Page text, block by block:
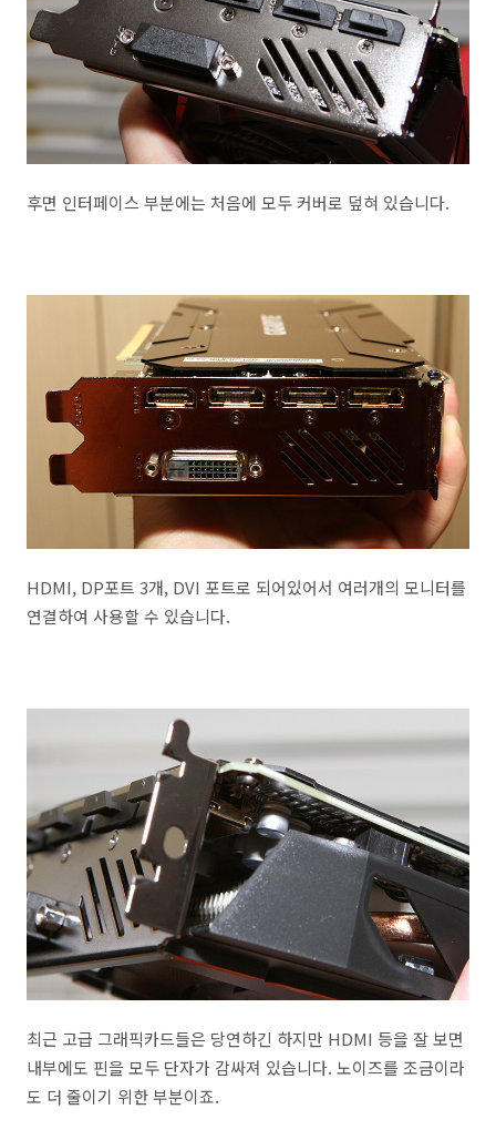
후면 인터페이스 부분에는 처음에 모두 커버로 덮혀 있습니다.
HDMI, DP포트 3개, DVI 포트로 되어있어서 여러개의 모니터를
연결하여 사용할 수 있습니다.
최근 고급 그래픽카드들은 당연하긴 하지만 HDMI 등을 잘 보면
내부에도 핀을 모두 단자가 감싸져 있습니다. 노이즈를 조금이라
도 더 줄이기 위한 부분이죠.